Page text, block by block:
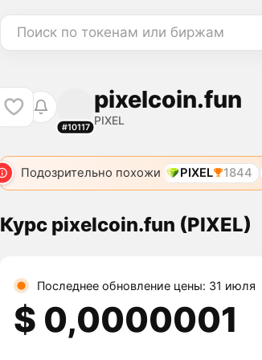
Поиск по токенам или биржам
#10117
pixelcoin.fun
PIXEL
Подозрительно похожи PIXEL 1844
Курс pixelcoin.fun (PIXEL)
Последнее обновление цены: 31 июля
$ 0,0000001